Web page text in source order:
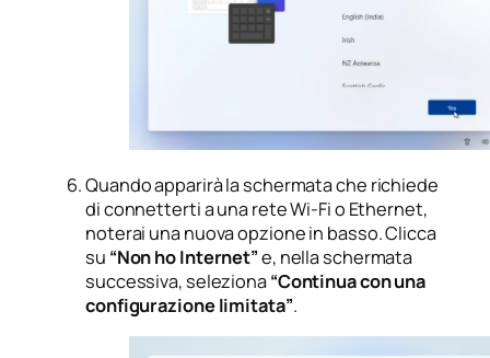
Quando apparirà la schermata che richiede
di connetterti a una rete Wi-Fi o Ethernet,
noterai una nuova opzione in basso. Clicca
su “Non ho Internet”e, nella schermata
successiva, seleziona“Continua con una
configurazione limitata”.